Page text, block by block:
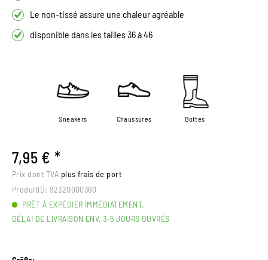
Le non-tissé assure une chaleur agréable
disponible dans les tailles 36 à 46
Sneakers Chaussures Bottes
7,95 € *
Prix dont TVA plus frais de port
ProduitID: 92320000360
PRÊT À EXPÉDIER IMMÉDIATEMENT,
DÉLAI DE LIVRAISON ENV. 3-5 JOURS OUVRÉS